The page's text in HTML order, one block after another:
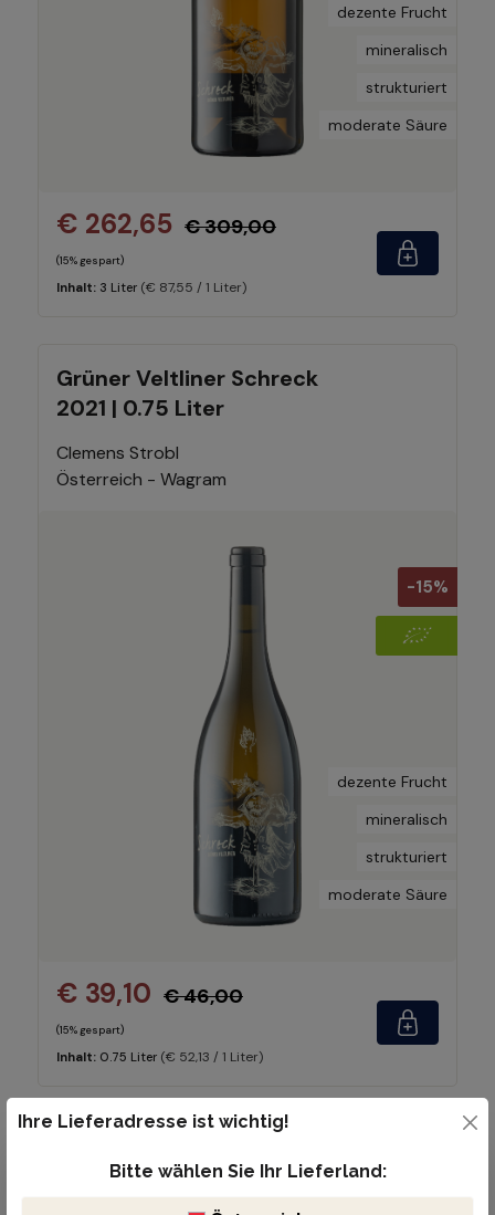
dezente Frucht
mineralisch
strukturiert
moderate Säure
€ 262,65 € 309,00
(15% gespart)
Inhalt: 3 Liter (€ 87,55 / 1 Liter)
Grüner Veltliner Schreck
2021 | 0.75 Liter
Clemens Strobl
Österreich - Wagram
-15%
dezente Frucht
mineralisch
strukturiert
moderate Säure
€ 39,10 € 46,00
(15% gespart)
Inhalt: 0.75 Liter (€ 52,13 / 1 Liter)
2021 | 0.75 Liter
Ihre Lieferadresse ist wichtig!
Bitte wählen Sie Ihr Lieferland: